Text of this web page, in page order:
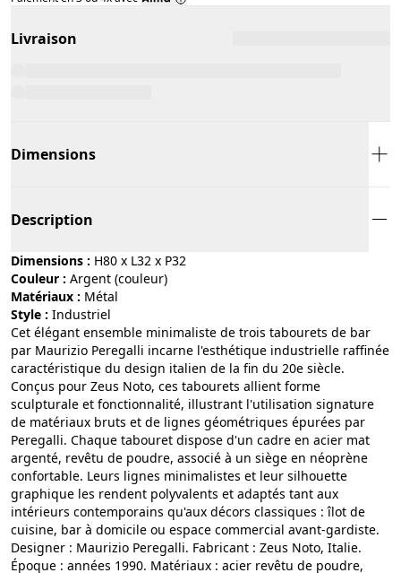
Livraison
Dimensions
Description
Dimensions : H80 x L32 x P32
Couleur :
argent (couleur)
Matériaux :
métal
Style : industriel
Cet élégant ensemble minimaliste de trois tabourets de bar
par Maurizio Peregalli incarne l'esthétique industrielle raffinée
caractéristique du design italien de la fin du 20e siècle.
Conçus pour Zeus Noto, ces tabourets allient forme
sculpturale et fonctionnalité, illustrant l'utilisation signature
de matériaux bruts et de lignes géométriques épurées par
Peregalli. Chaque tabouret dispose d'un cadre en acier mat
argenté, revêtu de poudre, associé à un siège en néoprène
confortable. Leurs lignes minimalistes et leur silhouette
graphique les rendent polyvalents et adaptés tant aux
intérieurs contemporains qu'aux décors classiques : îlot de
cuisine, bar à domicile ou espace commercial avant-gardiste.
Designer : Maurizio Peregalli. Fabricant : Zeus Noto, Italie.
Époque : années 1990. Matériaux : acier revêtu de poudre,